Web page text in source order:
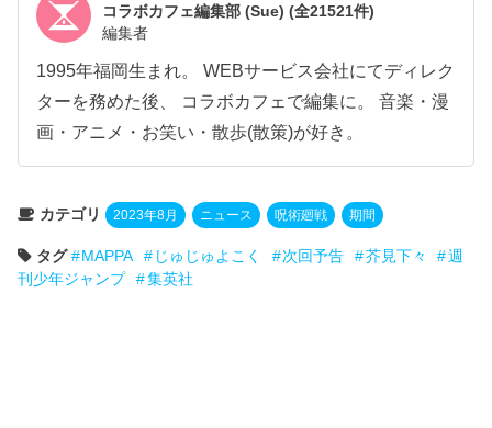
コラボカフェ編集部 (Sue)(全21521件)
編集者
1995年福岡生まれ。 WEBサービス会社にてディレク
ターを務めた後、 コラボカフェで編集に。 音楽・漫
画・アニメ・お笑い・散歩(散策)が好き。
カテゴリ 2023年8月 ニュース 呪術廻戦 期間
タグ MAPPA じゅじゅよこく 次回予告 芥見下々
週
刊少年ジャンプ
集英社